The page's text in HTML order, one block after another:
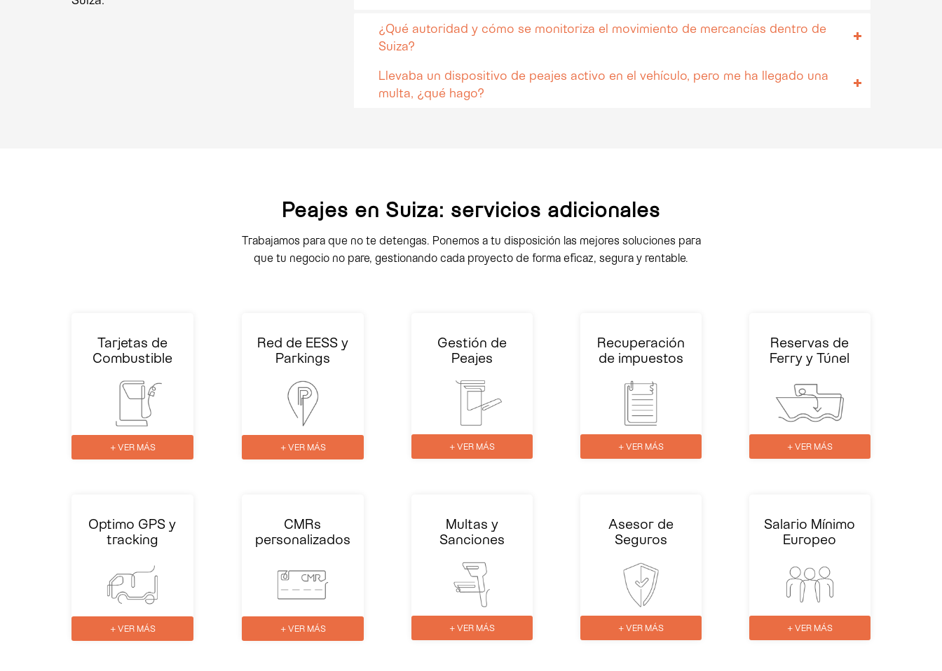
¿Qué autoridad y cómo se monitoriza el movimiento de mercancías dentro de
Suiza?
Llevaba un dispositivo de peajes activo en el vehículo, pero me ha llegado una
multa, ¿qué hago?
Peajes en Suiza: servicios adicionales
Trabajamos para que no te detengas. Ponemos a tu disposición las mejores soluciones para
que tu negocio no pare, gestionando cada proyecto de forma eficaz, segura y rentable.
Tarjetas de
Combustible
+ VER MÁS
Red de EESS y
Parkings
+ VER MÁS
Gestión de
Peajes
+ VER MÁS
Recuperación
de impuestos
+ VER MÁS
Reservas de
Ferry y Túnel
+ VER MÁS
Optimo GPS y
tracking
+ VER MÁS
CMRs
personalizados
+ VER MÁS
Multas y
Sanciones
+ VER MÁS
Asesor de
Seguros
+ VER MÁS
Salario Mínimo
Europeo
+ VER MÁS